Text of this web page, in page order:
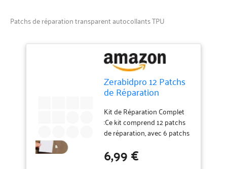
Patchs de réparation transparent autocollants TPU
Zerabidpro 12 Patchs
de Réparation
Transparent
Imperméable en TPU
– Autocollants pour
Réparer Tentes,
Doudounes, Bateaux
Kit de Réparation Complet
:Ce kit comprend 12 patchs
de réparation, avec 6 patchs
patchs ronds de 6 cm de
diamètre. Que ce soit pour
6,99 €